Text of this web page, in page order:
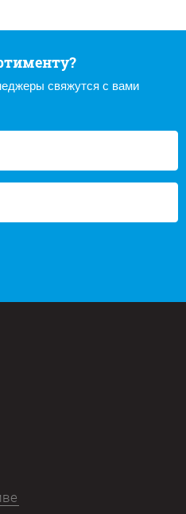
свяжутся с вами